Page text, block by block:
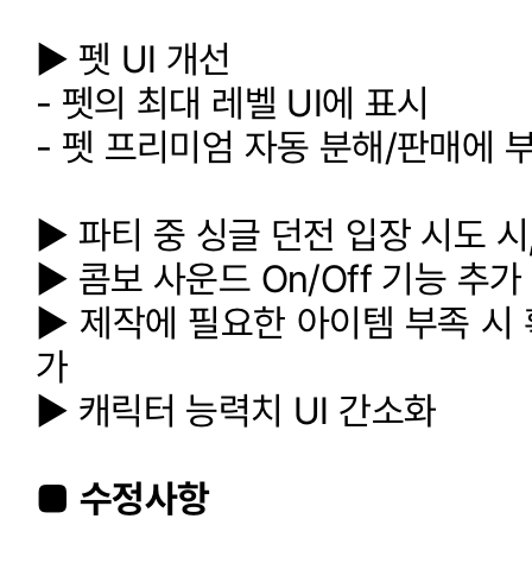
▶ 펫 UI 개선
- 펫의 최대 레벨 UI에 표시
- 펫 프리미엄 자동 분해/판매에
▶ 파티 중 싱글 던전 입장 시도
▶ 콤보 사운드 On/Off 기능 추가
▶ 제작에 필요한 아이템 부족 시
가
▶ 캐릭터 능력치 UI 간소화
■ 수정사항